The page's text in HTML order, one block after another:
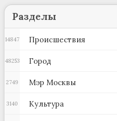
Разделы
Происшествия
14847
Город
48253
Мэр Москвы
2749
Культура
3140